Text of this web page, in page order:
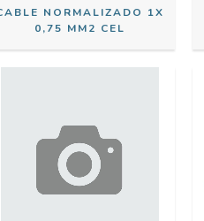
NORMALIZADO 1X
0,75 MM2 CEL